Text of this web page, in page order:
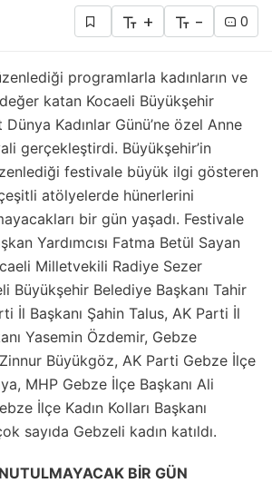
+ - 0
programlarla kadınların ve
katan Kocaeli Büyükşehir
Kadınlar Günü’ne özel Anne
gerçekleştirdi. Büyükşehir’in
festivale büyük ilgi gösteren
atölyelerde hünerlerini
bir gün yaşadı. Festivale
Yardımcısı Fatma Betül Sayan
Milletvekili Radiye Sezer
Büyükşehir Belediye Başkanı Tahir
İl Başkanı Şahin Talus, AK Parti İl
Yasemin Özdemir, Gebze
Büyükgöz, AK Parti Gebze İlçe
MHP Gebze İlçe Başkanı Ali
İlçe Kadın Kolları Başkanı
sayıda Gebzeli kadın katıldı.
BİR GÜN